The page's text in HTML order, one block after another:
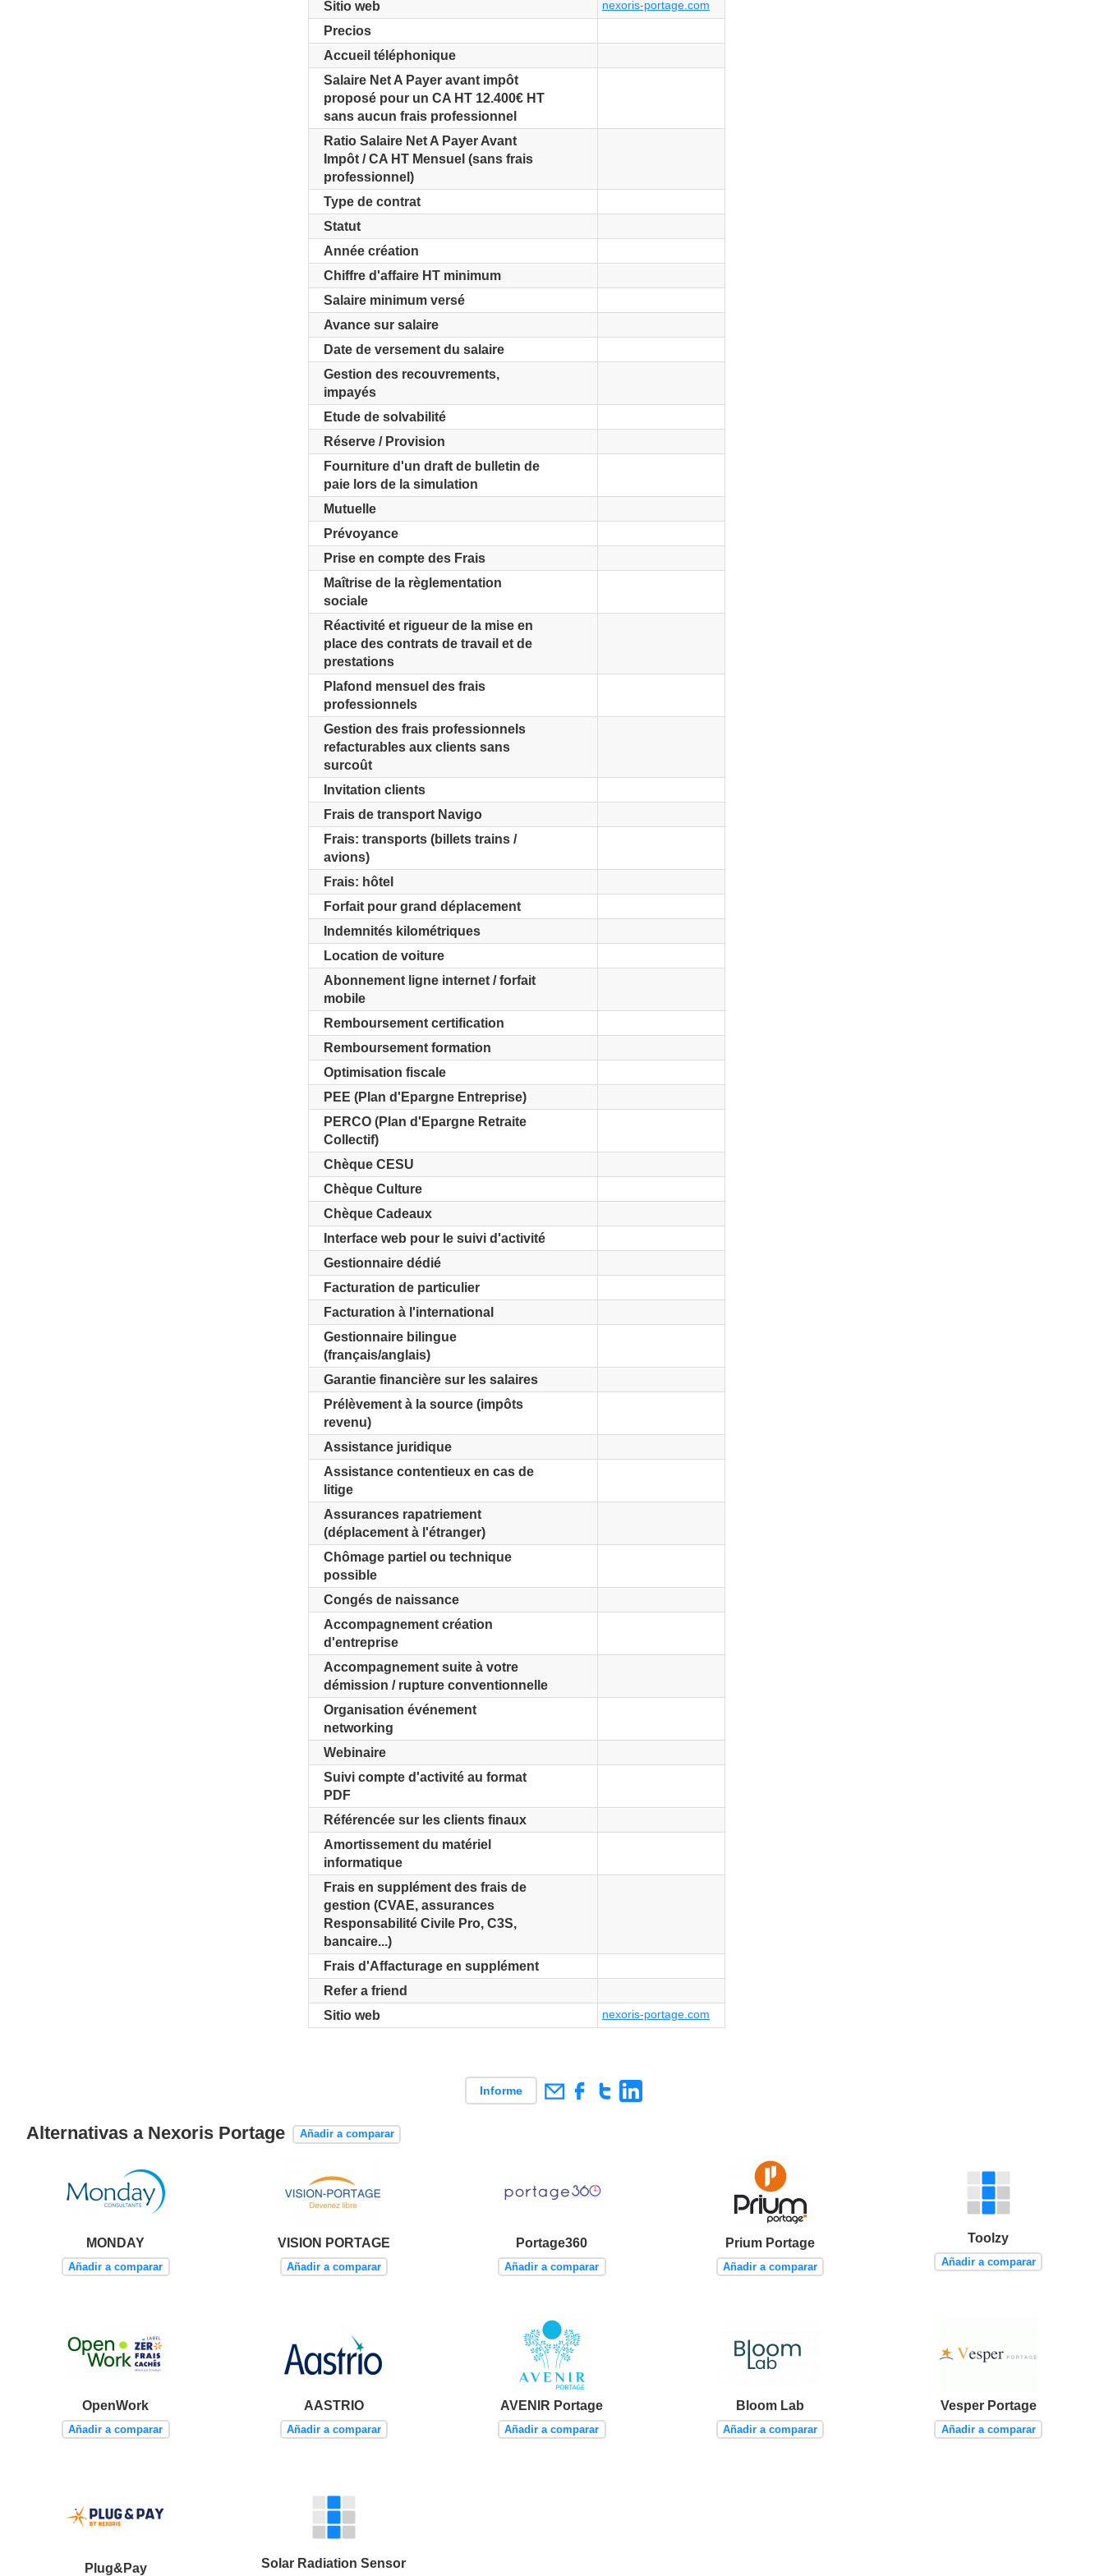
Sitio web nexoris-portage.com
Precios
Accueil téléphonique
Salaire Net A Payer avant impôt
proposé pour un CA HT 12.400€ HT
sans aucun frais professionnel
Ratio Salaire Net A Payer Avant
Impôt / CA HT Mensuel (sans frais
professionnel)
Type de contrat
Statut
Année création
Chiffre d'affaire HT minimum
Salaire minimum versé
Avance sur salaire
Date de versement du salaire
Gestion des recouvrements,
impayés
Etude de solvabilité
Réserve / Provision
Fourniture d'un draft de bulletin de
paie lors de la simulation
Mutuelle
Prévoyance
Prise en compte des Frais
Maîtrise de la règlementation
sociale
Réactivité et rigueur de la mise en
place des contrats de travail et de
prestations
Plafond mensuel des frais
professionnels
Gestion des frais professionnels
refacturables aux clients sans
surcoût
Invitation clients
Frais de transport Navigo
Frais: transports (billets trains /
avions)
Frais: hôtel
Forfait pour grand déplacement
Indemnités kilométriques
Location de voiture
Abonnement ligne internet / forfait
mobile
Remboursement certification
Remboursement formation
Optimisation fiscale
PEE (Plan d'Epargne Entreprise)
PERCO (Plan d'Epargne Retraite
Collectif)
Chèque CESU
Chèque Culture
Chèque Cadeaux
Interface web pour le suivi d'activité
Gestionnaire dédié
Facturation de particulier
Facturation à l'international
Gestionnaire bilingue
(français/anglais)
Garantie financière sur les salaires
Prélèvement à la source (impôts
revenu)
Assistance juridique
Assistance contentieux en cas de
litige
Assurances rapatriement
(déplacement à l'étranger)
Chômage partiel ou technique
possible
Congés de naissance
Accompagnement création
d'entreprise
Accompagnement suite à votre
démission / rupture conventionnelle
Organisation événement
networking
Webinaire
Suivi compte d'activité au format
PDF
Référencée sur les clients finaux
Amortissement du matériel
informatique
Frais en supplément des frais de
gestion (CVAE, assurances
Responsabilité Civile Pro, C3S,
bancaire...)
Frais d'Affacturage en supplément
Refer a friend
Sitio web
nexoris-portage.com
Informe
Alternativas a Nexoris Portage Añadir a comparar
MONDAY
Añadir a comparar
VISION PORTAGE
Añadir a comparar
Portage360
Añadir a comparar
Prium Portage
Añadir a comparar
Toolzy
Añadir a comparar
OpenWork
Añadir a comparar
AASTRIO
Añadir a comparar
AVENIR Portage
Añadir a comparar
Bloom Lab
Añadir a comparar
Vesper Portage
Añadir a comparar
Plug&Pay Solar Radiation Sensor